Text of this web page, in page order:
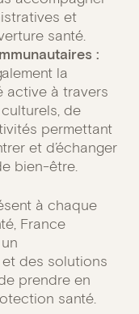
et
santé.
:
la
active à travers
culturels, de
permettant
et d’échanger
bien-être.
à chaque
France
des solutions
prendre en
santé.